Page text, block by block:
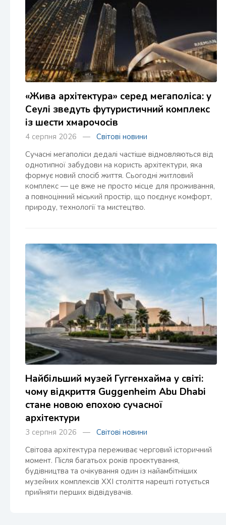
«Жива архітектура» серед мегаполіса: у
Сеулі зведуть футуристичний комплекс
із шести хмарочосів
4 серпня 2026 — Світові новини
Сучасні мегаполіси дедалі частіше відмовляються від
однотипної забудови на користь архітектури, яка
формує новий спосіб життя. Сьогодні житловий
комплекс — це вже не просто місце для проживання,
а повноцінний міський простір, що поєднує комфорт,
природу, технології та мистецтво.
Найбільший музей Гуггенхайма у світі:
чому відкриття Guggenheim Abu Dhabi
стане новою епохою сучасної
архітектури
3 серпня 2026 — Світові новини
Світова архітектура переживає черговий історичний
момент. Після багатьох років проєктування,
будівництва та очікування один із найамбітніших
музейних комплексів XXI століття нарешті готується
прийняти перших відвідувачів.